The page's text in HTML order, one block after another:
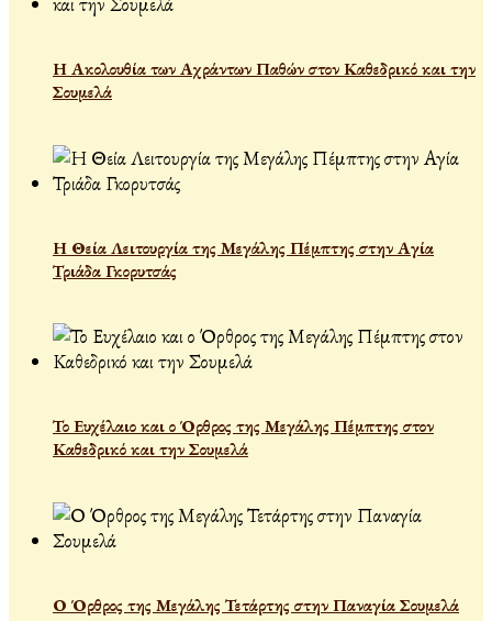
Η Ακολουθία των Αχράντων Παθών στον Καθεδρικό και την
Σουμελά
Η Θεία Λειτουργία της Μεγάλης Πέμπτης στην Αγία
Τριάδα Γκορυτσάς
Το Ευχέλαιο και ο Όρθρος της Μεγάλης Πέμπτης στον
Καθεδρικό και την Σουμελά
Ο Όρθρος της Μεγάλης Τετάρτης στην Παναγία Σουμελά